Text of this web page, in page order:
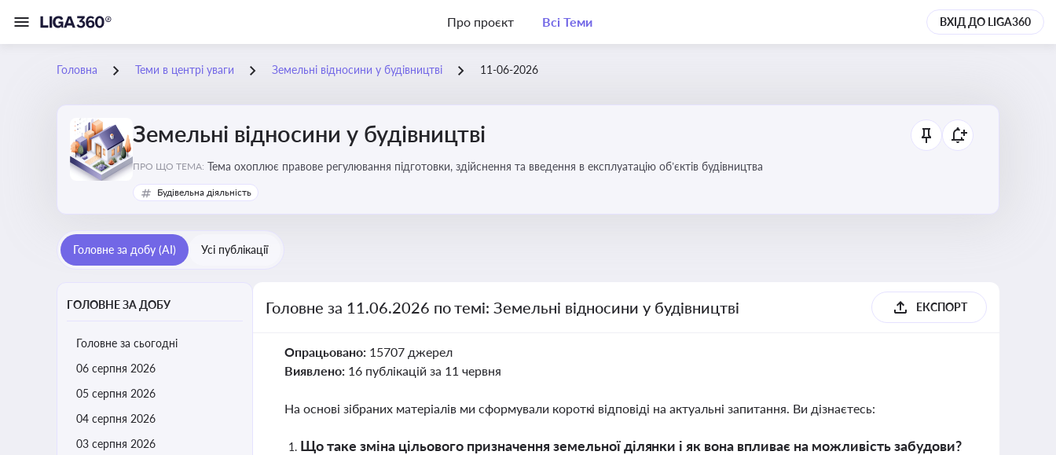
Про проєкт Всі Теми ВХІД ДО LIGA360
Головна Теми в центрі уваги Земельні відносини у будівництві 11-06-2026
Земельні відносини у будівництві
ПРО ЩО ТЕМА: Тема охоплює правове регулювання підготовки, здійснення та введення в експлуатацію об’єктів будівництва
Будівельна діяльність
Головне за добу (AI) Усі публікації
ГОЛОВНЕ ЗА ДОБУ
Головне за сьогодні
06 серпня 2026
05 серпня 2026
04 серпня 2026
03 серпня 2026
Головне за 11.06.2026 по темі: Земельні відносини у будівництві ЕКСПОРТ
Опрацьовано: 15707 джерел
Виявлено: 16 публікацій за 11 червня
На основі зібраних матеріалів ми сформували короткі відповіді на актуальні запитання. Ви дізнаєтесь:
Що таке зміна цільового призначення земельної ділянки і як вона впливає на можливість забудови?